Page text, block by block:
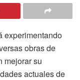
experimentando
obras de
mejorar su
actuales de